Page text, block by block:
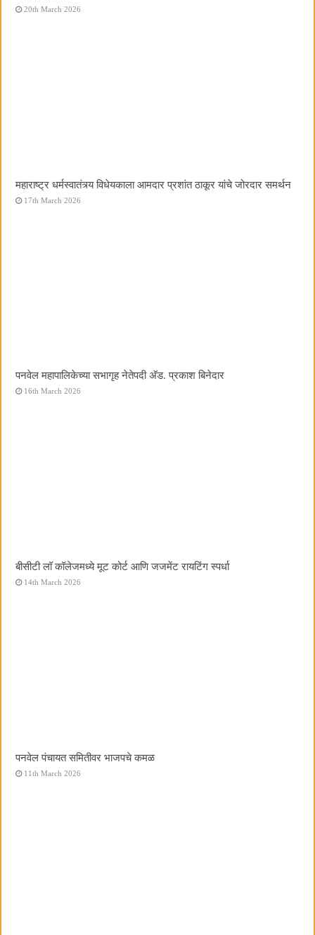
20th March 2026
महाराष्ट्र धर्मस्वातंत्र्य विधेयकाला आमदार प्रशांत ठाकूर यांचे जोरदार समर्थन
17th March 2026
पनवेल महापालिकेच्या सभागृह नेतेपदी अ‍ॅड. प्रकाश बिनेदार
16th March 2026
बीसीटी लॉ कॉलेजमध्ये मूट कोर्ट आणि जजमेंट रायटिंग स्पर्धा
14th March 2026
पनवेल पंचायत समितीवर भाजपचे कमळ
11th March 2026